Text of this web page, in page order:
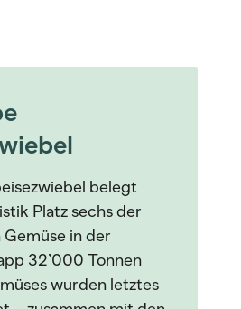
belegt
Platz sechs der
in der
32’000 Tonnen
wurden letztes